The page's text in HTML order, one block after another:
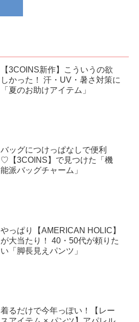
【3COINS新作】こういうの欲
しかった！ 汗・UV・暑さ対策に
「夏のお助けアイテム」
バッグにつけっぱなしで便利
♡【3COINS】で見つけた「機
能派バッグチャーム」
やっぱり【AMERICAN HOLIC】
が大当たり！ 40・50代が頼りた
い「脚長見えパンツ」
着るだけで今年っぽい！【レー